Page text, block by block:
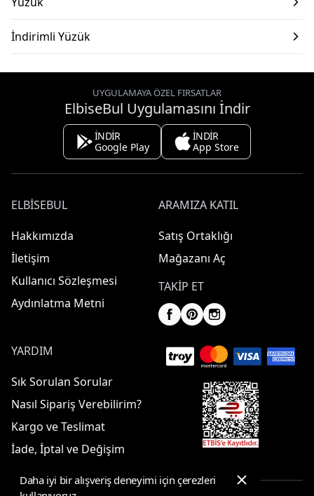
İndirimli Yüzük
UYGULAMAYA ÖZEL FIRSATLAR
ElbiseBul Uygulamasını İndir
İNDİR
Google Play
İNDİR
App Store
ELBISEBUL
Hakkımızda
İletişim
Kullanıcı Sözleşmesi
Aydınlatma Metni
ARAMIZA KATIL
Satış Ortaklığı
Mağazanı Aç
TAKIP ET
YARDIM
Sık Sorulan Sorular
Nasıl Sipariş Verebilirim?
Kargo ve Teslimat
İade, İptal ve Değişim
Daha iyi bir alışveriş deneyimi için çerezleri